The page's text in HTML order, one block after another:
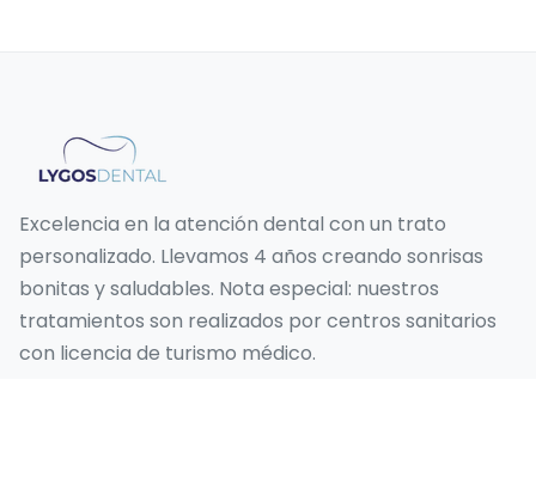
Excelencia en la atención dental con un trato
personalizado. Llevamos 4 años creando sonrisas
bonitas y saludables. Nota especial: nuestros
tratamientos son realizados por centros sanitarios
con licencia de turismo médico.